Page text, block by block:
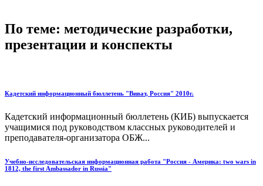
По теме: методические разработки,
презентации и конспекты
Кадетский информационный бюллетень "Виват, Россия" 2010г.
Кадетский информационный бюллетень (КИБ) выпускается
учащимися под руководством классных руководителей и
преподавателя-организатора ОБЖ...
Учебно-исследовательская информационная работа "Россия - Америка: two wars in
1812, the first Ambassador in Russia"